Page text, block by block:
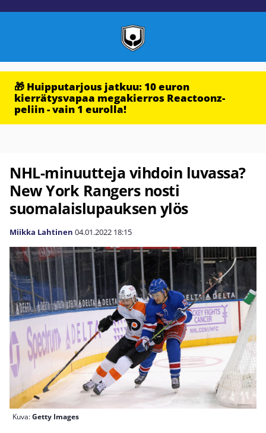
🎁 Huipputarjous jatkuu: 10 euron
kierrätysvapaa megakierros Reactoonz-
peliin - vain 1 eurolla!
NHL-minuutteja vihdoin luvassa?
New York Rangers nosti
suomalaislupauksen ylös
Miikka Lahtinen 04.01.2022 18:15
Kuva:Getty Images